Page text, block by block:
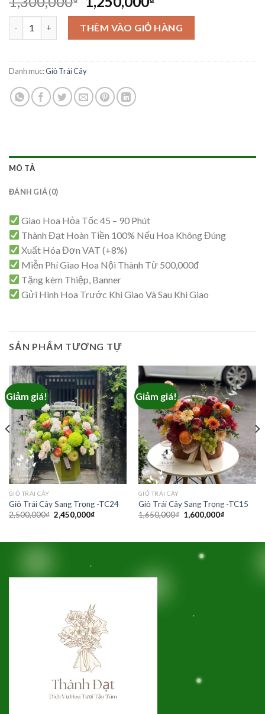
gốc
là:
1,300,000₫.
hiện
tại
là:
1,250,000₫.
Giỏ Trái Cây Sang Trọng -TC56 số lượng
THÊM VÀO GIỎ HÀNG
Danh mục:Giỏ Trái Cây
MÔ TẢ
ĐÁNH GIÁ (0)
Giao Hoa Hỏa Tốc 45 – 90 Phút
Thành Đạt Hoàn Tiền 100% Nếu Hoa Không Đúng
Xuất Hóa Đơn VAT (+8%)
Miễn Phí Giao Hoa Nội Thành Từ 500,000đ
Tặng kèm Thiệp, Banner
Gửi Hình Hoa Trước Khi Giao Và Sau Khi Giao
SẢN PHẨM TƯƠNG TỰ
Giảm giá!
GIỎ TRÁI CÂY
Giỏ Trái Cây Sang Trọng -TC24
2,500,000₫ Giá
gốc
2,450,000₫Giá
2,450,000₫.
Giảm giá!
GIỎ TRÁI CÂY
Giỏ Trái Cây Sang Trọng -TC15
1,650,000₫ Giá
gốc
1,600,000₫Giá